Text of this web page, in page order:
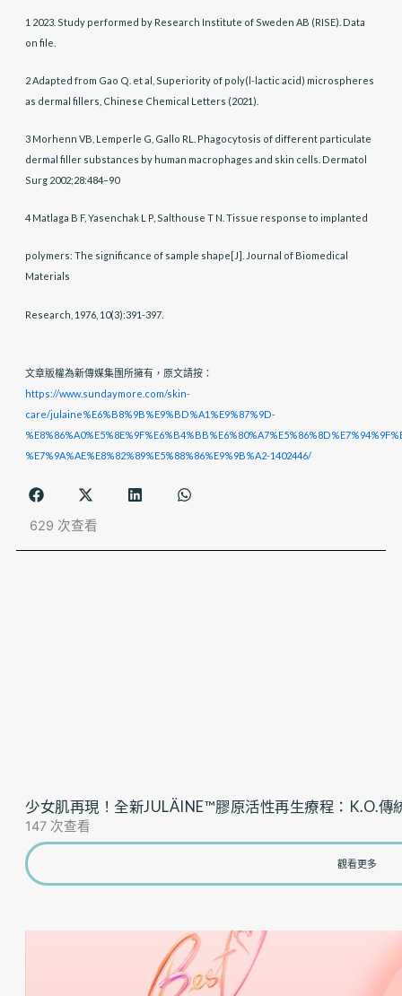
1 2023. Study performed by Research Institute of Sweden AB (RISE). Data
on file.
2 Adapted from Gao Q. et al, Superiority of poly(l-lactic acid) microspheres
as dermal fillers, Chinese Chemical Letters (2021).​
3 Morhenn VB, Lemperle G, Gallo RL. Phagocytosis of different particulate
dermal filler substances by human macrophages and skin cells. Dermatol
Surg 2002;28:484–90
4 Matlaga B F, Yasenchak L P, Salthouse T N. Tissue response to implanted
polymers: The significance of sample shape[J]. Journal of Biomedical
Materials
Research, 1976, 10(3):391-397.
文章版權為新傳媒集團所擁有，原文請按：
https://www.sundaymore.com/skin-
care/julaine%E6%B8%9B%E9%BD%A1%E9%87%9D-
%E7%9A%AE%E8%82%89%E5%88%86%E9%9B%A2-1402446/
629 次查看
少女肌再現！全新JULÄINE™膠原活性再生療程：K.O.傳
147 次查看
觀看更多